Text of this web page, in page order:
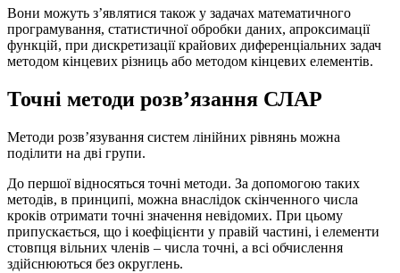
Вони можуть з’являтися також у задачах математичного
програмування, статистичної обробки даних, апроксимації
функцій, при дискретизації крайових диференціальних задач
методом кінцевих різниць або методом кінцевих елементів.
Точні методи розв’язання СЛАР
Методи розв’язування систем лінійних рівнянь можна
поділити на дві групи.
До першої відносяться точні методи. За допомогою таких
методів, в принципі, можна внаслідок скінченного числа
кроків отримати точні значення невідомих. При цьому
припускається, що і коефіцієнти у правій частині, і елементи
стовпця вільних членів – числа точні, а всі обчислення
здійснюються без округлень.